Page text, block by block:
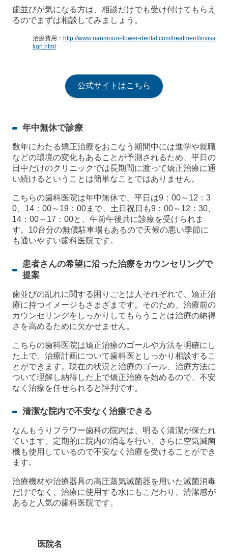
歯並びが気になる方は、相談だけでも受け付けてもらえ
るのでまずは相談してみましょう。
治療費用： http://www.nanmouri-flower-dental.com/treatment/invisa
lign.html
公式サイトはこちら
年中無休で診療
数年にわたる矯正治療をおこなう期間中には進学や就職
などの環境の変化もあることが予測されるため、平日の
日中だけのクリニックでは長期間に渡って矯正治療に通
い続けるということは簡単なことではありません。
こちらの歯科医院は年中無休で、平日は9：00～12：3
0、14：00～19：00まで、土日祝日も9：00～12：30、
14：00～17：00と、午前午後共に診療を受けられま
す。10台分の無償駐車場もあるので天候の悪い季節に
も通いやすい歯科医院です。
患者さんの希望に沿った治療をカウンセリングで
提案
歯並びの乱れに関する困りごとは人それぞれで、矯正治
療に持つイメージもさまざまです。そのため、治療前の
カウンセリングをしっかりしてもらうことは治療の納得
さを高めるために欠かせません。
こちらの歯科医院は矯正治療のゴールや方法を明確にし
た上で、治療計画について歯科医としっかり相談するこ
とができます。現在の状況と治療のゴール、治療方法に
ついて理解し納得した上で矯正治療を始めるので、不安
なく治療を任せられると評判です。
清潔な院内で不安なく治療できる
なんもうりフラワー歯科の院内は、明るく清潔が保たれ
ています。定期的に院内の消毒を行い、さらに空気滅菌
機も使用しているので不安なく治療を受けることができ
ます。
治療機材や治療器具の高圧蒸気滅菌器を用いた滅菌消毒
だけでなく、治療に使用する水にもこだわり、清潔感が
あると人気の歯科医院です。
医院名